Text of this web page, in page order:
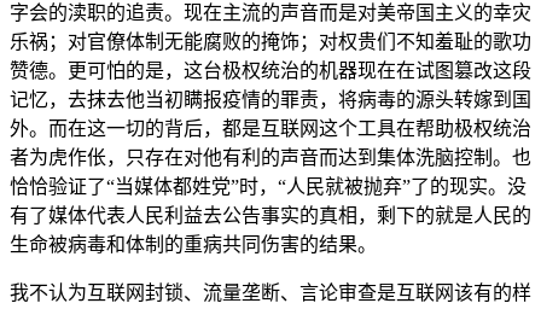
字会的渎职的追责。现在主流的声音而是对美帝国主义的幸灾
乐祸；对官僚体制无能腐败的掩饰；对权贵们不知羞耻的歌功
赞德。更可怕的是，这台极权统治的机器现在在试图篡改这段
记忆，去抹去他当初瞒报疫情的罪责，将病毒的源头转嫁到国
外。而在这一切的背后，都是互联网这个工具在帮助极权统治
者为虎作伥，只存在对他有利的声音而达到集体洗脑控制。也
恰恰验证了“当媒体都姓党”时，“人民就被抛弃”了的现实。没
有了媒体代表人民利益去公告事实的真相，剩下的就是人民的
生命被病毒和体制的重病共同伤害的结果。
我不认为互联网封锁、流量垄断、言论审查是互联网该有的样